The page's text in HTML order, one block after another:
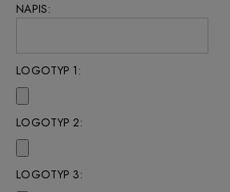
XS
M
XL
NAPIS:
LOGOTYP 1:
LOGOTYP 2:
LOGOTYP 3: